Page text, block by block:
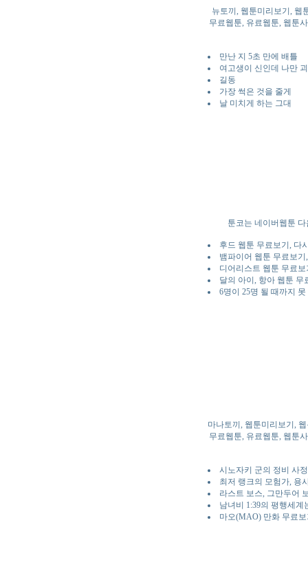
뉴토끼, 웹툰미리보기, 웹
무료웹툰, 유료웹툰, 웹툰
만난 지 5초 만에 배틀
여고생이 신인데 나만
길동
가장 썩은 것을 줄게
날 미치게 하는 그대
툰코는 네이버웹툰
후드 웹툰 무료보기, 다
뱀파이어 웹툰 무료보
디어리스트 웹툰 무료
달의 아이, 항아 웹툰 무
6명이 25명 될 때까지
마나토끼, 웹툰미리보기,
무료웹툰, 유료웹툰, 웹툰
시노자키 군의 정비 사
최저 랭크의 모험가, 용
라스트 보스, 그만두어
남녀비 1:39의 평행세
마오(MAO) 만화 무료